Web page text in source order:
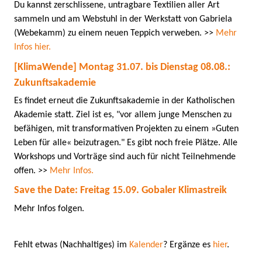
Du kannst zerschlissene, untragbare Textilien aller Art
sammeln und am Webstuhl in der Werkstatt von Gabriela
(Webekamm) zu einem neuen Teppich verweben. >> Mehr
Infos hier.
[KlimaWende] Montag 31.07. bis Dienstag 08.08.:
Zukunftsakademie
Es findet erneut die Zukunftsakademie in der Katholischen
Akademie statt. Ziel ist es, "vor allem junge Menschen zu
befähigen, mit transformativen Projekten zu einem »Guten
Leben für alle« beizutragen." Es gibt noch freie Plätze. Alle
Workshops und Vorträge sind auch für nicht Teilnehmende
offen. >> Mehr Infos.
Save the Date: Freitag 15.09. Gobaler Klimastreik
Mehr Infos folgen.
Fehlt etwas (Nachhaltiges) im Kalender? Ergänze es hier.